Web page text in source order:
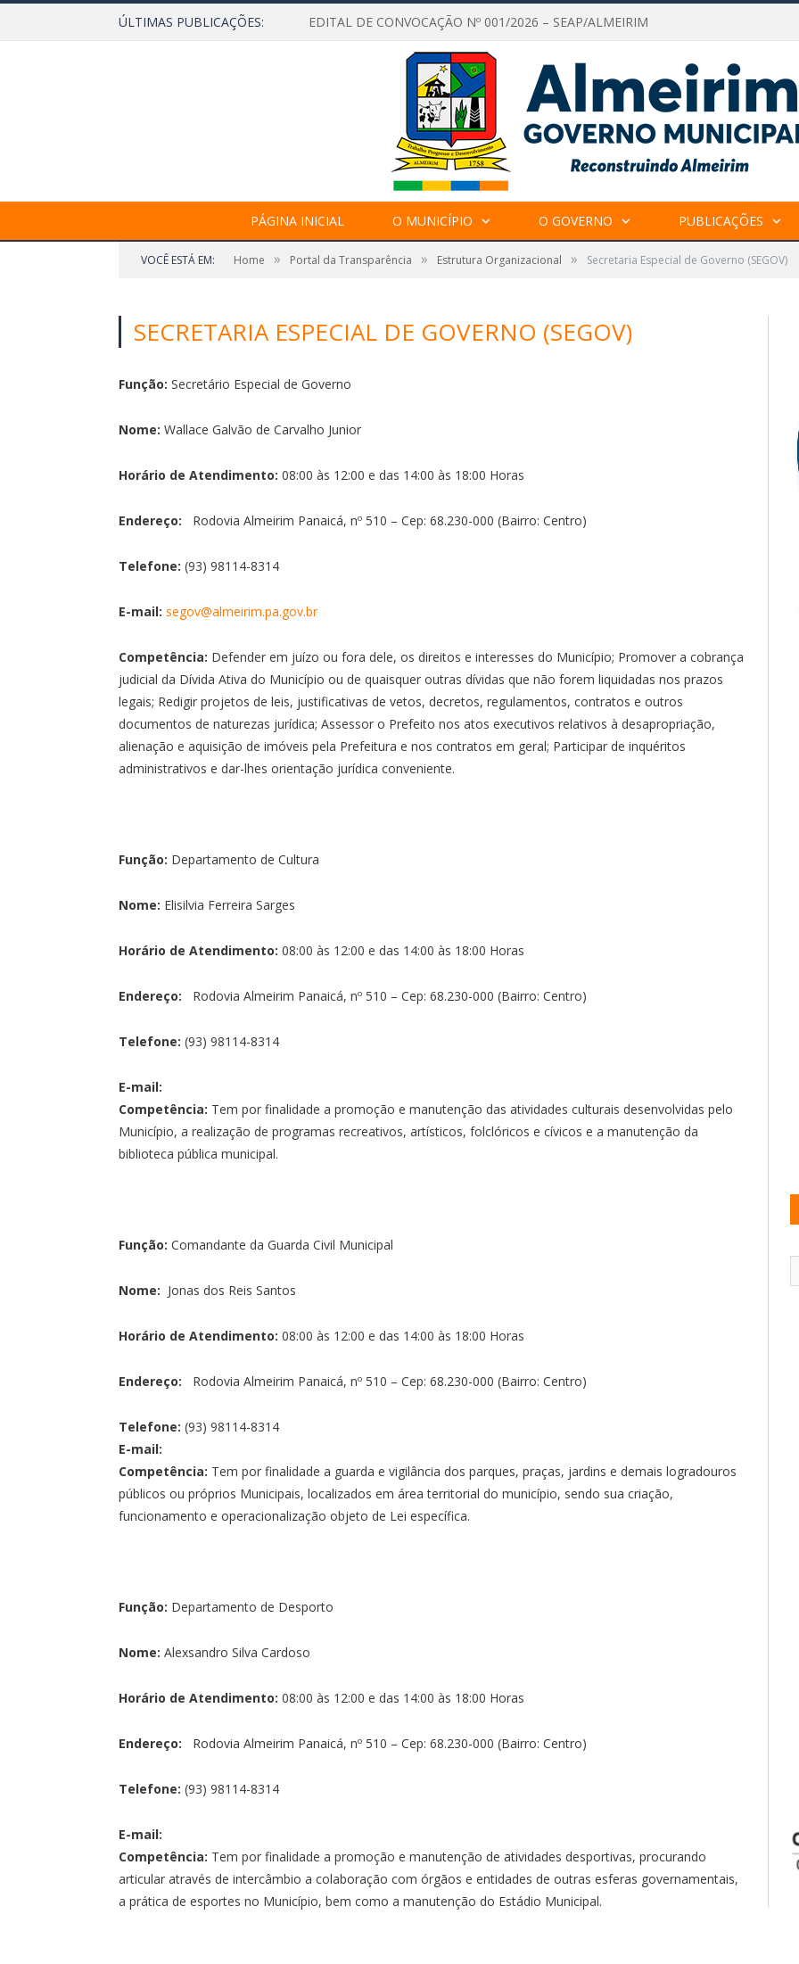
ÚLTIMAS PUBLICAÇÕES: EDITAL DE CONVOCAÇÃO Nº 001/2026 – SEAP/ALMEIRIM
PÁGINA INICIAL O MUNICÍPIO O GOVERNO PUBLICAÇÕES
VOCÊ ESTÁ EM: Home » Portal da Transparência » Estrutura Organizacional » Secretaria Especial de Governo (SEGOV)
SECRETARIA ESPECIAL DE GOVERNO (SEGOV)
Função: Secretário Especial de Governo
Nome: Wallace Galvão de Carvalho Junior
Horário de Atendimento: 08:00 às 12:00 e das 14:00 às 18:00 Horas
Endereço: Rodovia Almeirim Panaicá, nº 510 – Cep: 68.230-000 (Bairro: Centro)
Telefone: (93) 98114-8314
E-mail: segov@almeirim.pa.gov.br
Competência: Defender em juízo ou fora dele, os direitos e interesses do Município; Promover a cobrança
judicial da Dívida Ativa do Município ou de quaisquer outras dívidas que não forem liquidadas nos prazos
legais; Redigir projetos de leis, justificativas de vetos, decretos, regulamentos, contratos e outros
documentos de naturezas jurídica; Assessor o Prefeito nos atos executivos relativos à desapropriação,
alienação e aquisição de imóveis pela Prefeitura e nos contratos em geral; Participar de inquéritos
administrativos e dar-lhes orientação jurídica conveniente.
Função: Departamento de Cultura
Nome: Elisilvia Ferreira Sarges
Horário de Atendimento: 08:00 às 12:00 e das 14:00 às 18:00 Horas
Endereço: Rodovia Almeirim Panaicá, nº 510 – Cep: 68.230-000 (Bairro: Centro)
Telefone: (93) 98114-8314
E-mail:
Competência: Tem por finalidade a promoção e manutenção das atividades culturais desenvolvidas pelo
Município, a realização de programas recreativos, artísticos, folclóricos e cívicos e a manutenção da
biblioteca pública municipal.
Função: Comandante da Guarda Civil Municipal
Nome: Jonas dos Reis Santos
Horário de Atendimento: 08:00 às 12:00 e das 14:00 às 18:00 Horas
Endereço: Rodovia Almeirim Panaicá, nº 510 – Cep: 68.230-000 (Bairro: Centro)
Telefone: (93) 98114-8314
E-mail:
Competência: Tem por finalidade a guarda e vigilância dos parques, praças, jardins e demais logradouros
públicos ou próprios Municipais, localizados em área territorial do município, sendo sua criação,
funcionamento e operacionalização objeto de Lei específica.
Função: Departamento de Desporto
Nome: Alexsandro Silva Cardoso
Horário de Atendimento: 08:00 às 12:00 e das 14:00 às 18:00 Horas
Endereço: Rodovia Almeirim Panaicá, nº 510 – Cep: 68.230-000 (Bairro: Centro)
Telefone: (93) 98114-8314
E-mail:
Competência: Tem por finalidade a promoção e manutenção de atividades desportivas, procurando
articular através de intercâmbio a colaboração com órgãos e entidades de outras esferas governamentais,
a prática de esportes no Município, bem como a manutenção do Estádio Municipal.